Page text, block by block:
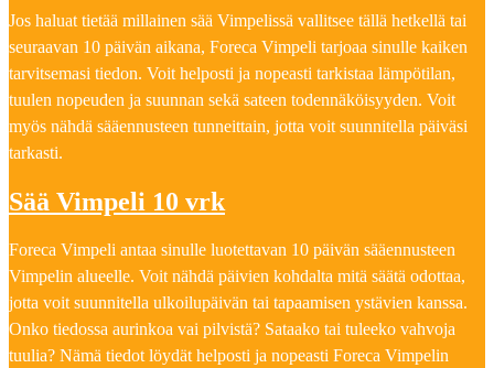
Jos haluat tietää millainen sää Vimpelissä vallitsee tällä hetkellä tai
seuraavan 10 päivän aikana, Foreca Vimpeli tarjoaa sinulle kaiken
tarvitsemasi tiedon. Voit helposti ja nopeasti tarkistaa lämpötilan,
tuulen nopeuden ja suunnan sekä sateen todennäköisyyden. Voit
myös nähdä sääennusteen tunneittain, jotta voit suunnitella päiväsi
tarkasti.
Sää Vimpeli 10 vrk
Foreca Vimpeli antaa sinulle luotettavan 10 päivän sääennusteen
Vimpelin alueelle. Voit nähdä päivien kohdalta mitä säätä odottaa,
jotta voit suunnitella ulkoilupäivän tai tapaamisen ystävien kanssa.
Onko tiedossa aurinkoa vai pilvistä? Sataako tai tuleeko vahvoja
tuulia? Nämä tiedot löydät helposti ja nopeasti Foreca Vimpelin